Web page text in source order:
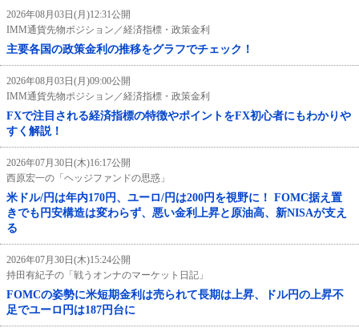
2026年08月03日(月)12:31公開
IMM通貨先物ポジション／経済指標・政策金利
主要各国の政策金利の推移をグラフでチェック！
2026年08月03日(月)09:00公開
IMM通貨先物ポジション／経済指標・政策金利
FXで注目される経済指標の特徴やポイントをFX初心者にもわかりや
すく解説！
2026年07月30日(木)16:17公開
西原宏一の「ヘッジファンドの思惑」
米ドル/円は年内170円、ユーロ/円は200円を視野に！ FOMC据え置
きでも円安構造は変わらず、悪い金利上昇と原油高、新NISAが支え
る
2026年07月30日(木)15:24公開
持田有紀子の「戦うオンナのマーケット日記」
FOMCの姿勢に米短期金利は売られて長期は上昇、ドル円の上昇不
足でユーロ円は187円台に